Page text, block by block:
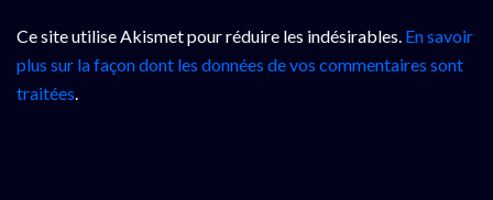
Ce site utilise Akismet pour réduire les indésirables. En savoir
plus sur la façon dont les données de vos commentaires sont
traitées.